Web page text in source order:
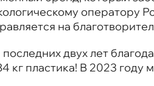
оператору
на
двух лет
кг пластика! В 2023